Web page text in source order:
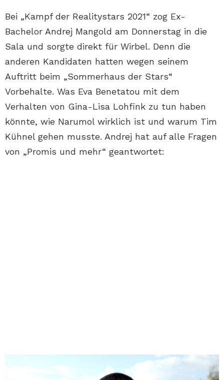
Bei „Kampf der Realitystars 2021“ zog Ex-
Bachelor Andrej Mangold am Donnerstag in die
Sala und sorgte direkt für Wirbel. Denn die
anderen Kandidaten hatten wegen seinem
Auftritt beim „Sommerhaus der Stars“
Vorbehalte. Was Eva Benetatou mit dem
Verhalten von Gina-Lisa Lohfink zu tun haben
könnte, wie Narumol wirklich ist und warum Tim
Kühnel gehen musste. Andrej hat auf alle Fragen
von „Promis und mehr“ geantwortet: